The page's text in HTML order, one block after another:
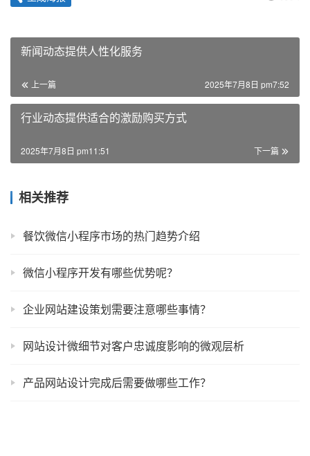
新闻动态提供人性化服务
上一篇 2025年7月8日 pm7:52
行业动态提供适合的激励购买方式
下一篇
2025年7月8日 pm11:51
相关推荐
餐饮微信小程序市场的热门趋势介绍
微信小程序开发有哪些优势呢？
企业网站建设策划需要注意哪些事情？
网站设计微细节对客户忠诚度影响的微观层析
产品网站设计完成后需要做哪些工作？